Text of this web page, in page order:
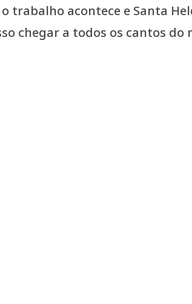
trabalho acontece e Santa
chegar a todos os cantos do